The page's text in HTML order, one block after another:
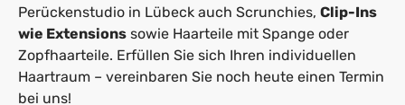
Perückenstudio in Lübeck auch Scrunchies, Clip-Ins
wie Extensions sowie Haarteile mit Spange oder
Zopfhaarteile. Erfüllen Sie sich Ihren individuellen
Haartraum – vereinbaren Sie noch heute einen Termin
bei uns!